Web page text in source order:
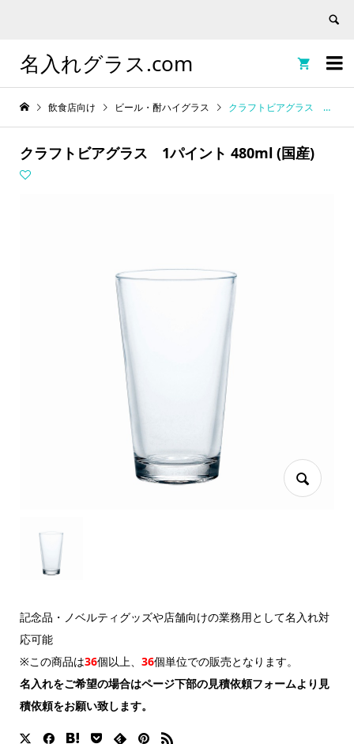

名入れグラス.com 
飲食店向け ビール・酎ハイグラス クラフトビアグラス 1パイント 480ml (国産)
クラフトビアグラス 1パイント 480ml (国産)
記念品・ノベルティグッズや店舗向けの業務用として名入れ対
応可能
※この商品は36個以上 36個単位での販売となります。
名入れをご希望の場合はページ下部の見積依頼フォームより見
積依頼をお願い致します。